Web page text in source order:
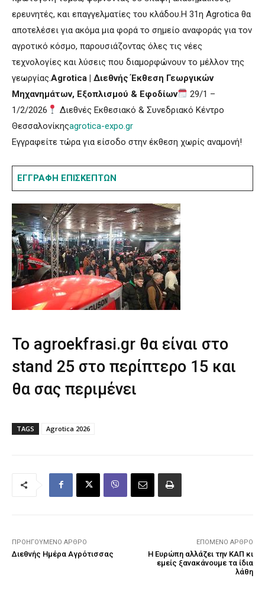
ερευνητές, και επαγγελματίες του κλάδου.Η 31η Agrotica θα
αποτελέσει για ακόμα μια φορά το σημείο αναφοράς για τον
αγροτικό κόσμο, παρουσιάζοντας όλες τις νέες
τεχνολογίες και λύσεις που διαμορφώνουν το μέλλον της
γεωργίας.Agrotica | Διεθνής Έκθεση Γεωργικών
Μηχανημάτων, Εξοπλισμού & Εφοδίων
29/1 –
1/2/2026
Διεθνές Εκθεσιακό & Συνεδριακό Κέντρο
Θεσσαλονίκηςagrotica-expo.gr
Εγγραφείτε τώρα για είσοδο στην έκθεση χωρίς αναμονή!
ΕΓΓΡΑΦΗ ΕΠΙΣΚΕΠΤΩΝ
Το agroekfrasi.gr θα είναι στο
stand 25 στο περίπτερο 15 και
θα σας περιμένει
TAGS Agrotica 2026
ΠΡΟΗΓΟΎΜΕΝΟ ΆΡΘΡΟ
Διεθνής Ημέρα Αγρότισσας
ΕΠΌΜΕΝΟ ΆΡΘΡΟ
Η Ευρώπη αλλάζει την ΚΑΠ κι
εμείς ξανακάνουμε τα ίδια
λάθη